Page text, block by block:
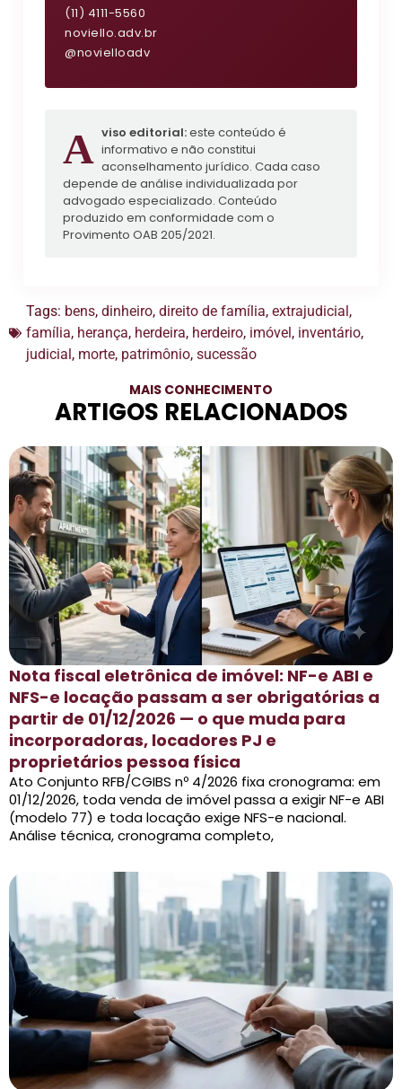
(11) 4111-5560
noviello.adv.br
@novielloadv
Aviso editorial:este conteúdo é
informativo e não constitui
aconselhamento jurídico. Cada caso
depende de análise individualizada por
advogado especializado. Conteúdo
produzido em conformidade com o
Provimento OAB 205/2021.
Tags: bens, dinheiro, direito de família, extrajudicial,
família, herança, herdeira, herdeiro, imóvel, inventário,
judicial, morte, patrimônio, sucessão
MAIS CONHECIMENTO
ARTIGOS RELACIONADOS
Nota fiscal eletrônica de imóvel: NF-e ABI e
NFS-e locação passam a ser obrigatórias a
partir de 01/12/2026 — o que muda para
incorporadoras, locadores PJ e
proprietários pessoa física
Ato Conjunto RFB/CGIBS nº 4/2026 fixa cronograma: em
01/12/2026, toda venda de imóvel passa a exigir NF-e ABI
(modelo 77) e toda locação exige NFS-e nacional.
Análise técnica, cronograma completo,